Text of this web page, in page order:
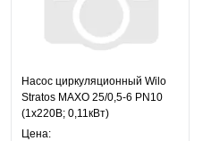
Насос циркуляционный Wilo
Stratos MAXO 25/0,5-6 PN10
(1х220В; 0,11кВт)
Цена: